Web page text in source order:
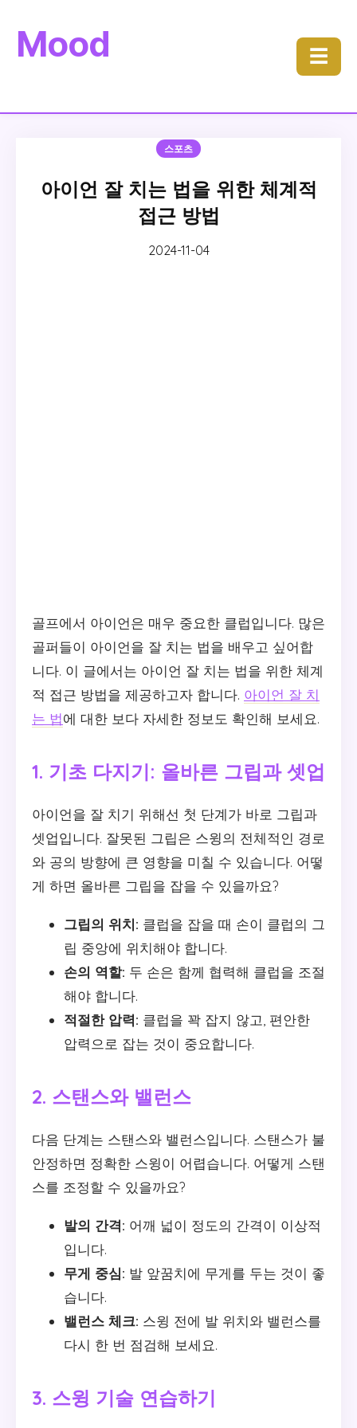
Mood ☰
스포츠
아이언 잘 치는 법을 위한 체계적
접근 방법
2024-11-04
골프에서 아이언은 매우 중요한 클럽입니다. 많은
골퍼들이 아이언을 잘 치는 법을 배우고 싶어합
니다. 이 글에서는 아이언 잘 치는 법을 위한 체계
적 접근 방법을 제공하고자 합니다. 아이언 잘 치
는 법에 대한 보다 자세한 정보도 확인해 보세요.
1. 기초 다지기: 올바른 그립과 셋업
아이언을 잘 치기 위해선 첫 단계가 바로 그립과
셋업입니다. 잘못된 그립은 스윙의 전체적인 경로
와 공의 방향에 큰 영향을 미칠 수 있습니다. 어떻
게 하면 올바른 그립을 잡을 수 있을까요?
그립의 위치: 클럽을 잡을 때 손이 클럽의 그
립 중앙에 위치해야 합니다.
손의 역할: 두 손은 함께 협력해 클럽을 조절
해야 합니다.
적절한 압력: 클럽을 꽉 잡지 않고, 편안한
압력으로 잡는 것이 중요합니다.
2. 스탠스와 밸런스
다음 단계는 스탠스와 밸런스입니다. 스탠스가 불
안정하면 정확한 스윙이 어렵습니다. 어떻게 스탠
스를 조정할 수 있을까요?
발의 간격: 어깨 넓이 정도의 간격이 이상적
입니다.
무게 중심: 발 앞꿈치에 무게를 두는 것이 좋
습니다.
밸런스 체크: 스윙 전에 발 위치와 밸런스를
다시 한 번 점검해 보세요.
3. 스윙 기술 연습하기